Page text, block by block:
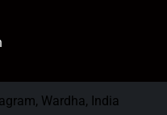
Wardha, India